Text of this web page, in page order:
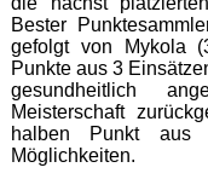
Bester
gefolgt von Mykola
Punkte aus 3
gesundheitlich
Meisterschaft
halben Punkt aus
Möglichkeiten.